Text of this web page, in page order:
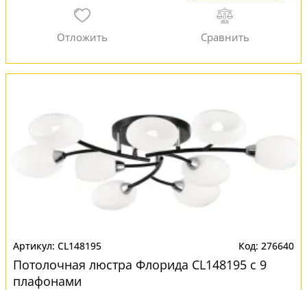
CL148195 276640
Потолочная люстра Флорида CL148195 с 9
плафонами